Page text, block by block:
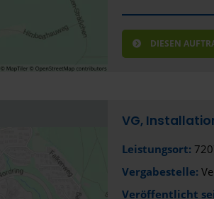
DIESEN
VG,
Leistungsort:
Vergabestelle:
Veröffentlicht